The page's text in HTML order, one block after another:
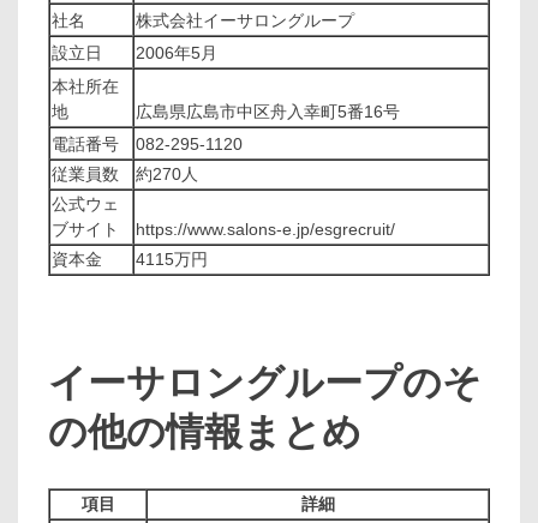
社名
株式会社イーサロングループ
設立日
2006年5月
本社所在
地
広島県広島市中区舟入幸町5番16号
電話番号
082-295-1120
従業員数
約270人
公式ウェ
ブサイト
https://www.salons-e.jp/esgrecruit/
資本金
4115万円
イーサロングループのそ
の他の情報まとめ
項目 詳細